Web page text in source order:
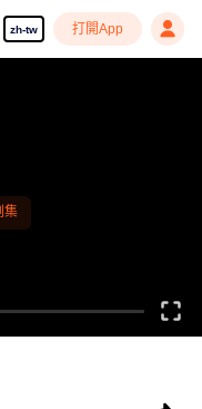
zh-tw 打開App